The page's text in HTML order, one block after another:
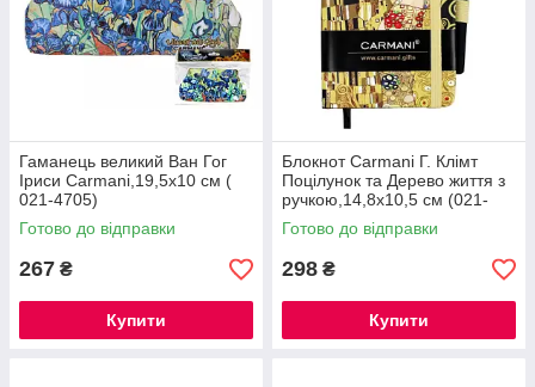
Гаманець великий Ван Гог
Іриси Carmani,19,5x10 см (
021-4705)
Готово до відправки
267 ₴
Купити
Блокнот Carmani Г. Клімт
Поцілунок та Дерево життя з
ручкою,14,8х10,5 см (021-
5070)
Готово до відправки
298 ₴
Купити